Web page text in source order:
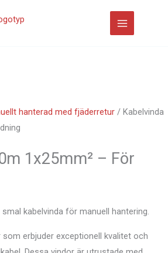
hanterad med fjäderretur / Kabelvinda
1x25mm² – För
kabelvinda för manuell hantering.
som erbjuder exceptionell kvalitet och